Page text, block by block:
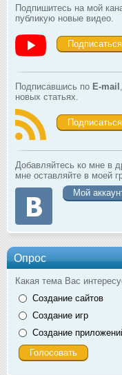
Подпишитесь на мой
публикую новые видео.
Подписаться
Подписавшись по E-mail
новых статьях.
Подписаться
Добавляйтесь ко мне в
мне оставляйте в моей
Мой
Опрос
Какая тема Вас
Создание сайтов
Создание игр
Создание